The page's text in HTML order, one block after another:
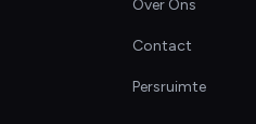
Over Ons
Contact
Persruimte